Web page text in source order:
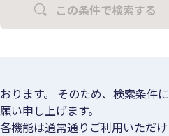
この条件で検索する
ます。 そのため、検索条件
申し上げます。
能は通常通りご利用いただけ